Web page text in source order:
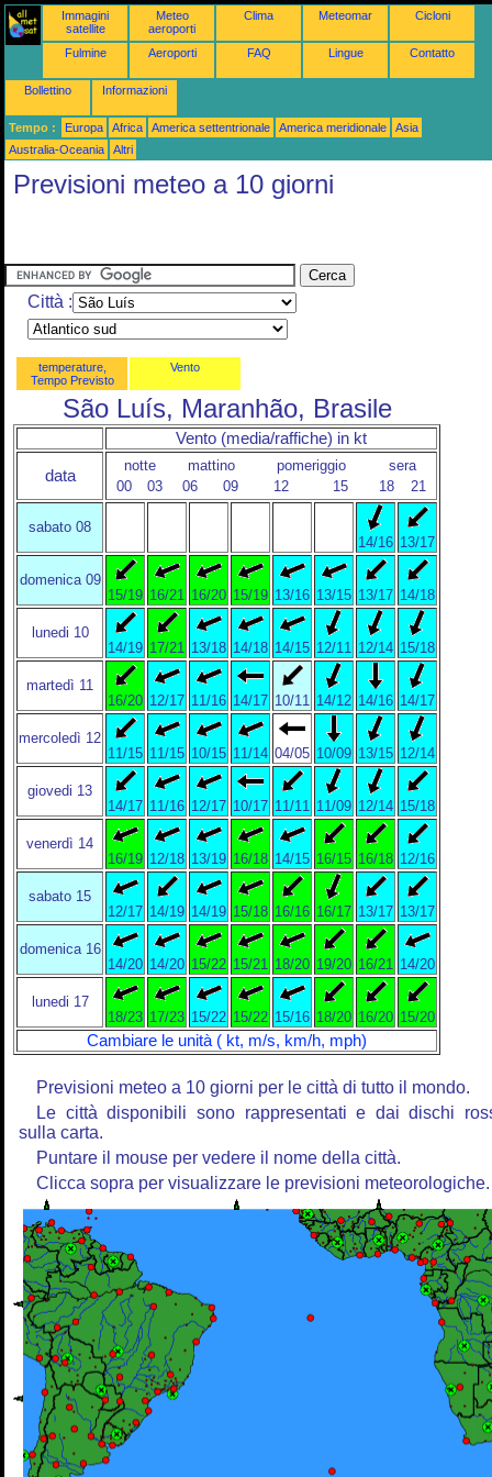
Immagini
satellite
Meteo
aeroporti
Clima Meteomar Cicloni
Fulmine Aeroporti FAQ Lingue Contatto
Bollettino Informazioni
Tempo : Europa Africa America settentrionale America meridionale
Asia
Australia-Oceania
Altri
Previsioni meteo a 10 giorni
Città :
temperature,
Tempo Previsto
Vento
São Luís, Maranhão, Brasile
Vento (media/raffiche) in kt
data
notte mattino pomeriggio
sera
00
03 06 09 12 15 18 21
sabato 08
14/16 13/17
domenica 09
15/19 16/21 16/20 15/19 13/16 13/15 13/17 14/18
lunedi 10
14/19 17/21 13/18 14/18 14/15 12/11 12/14 15/18
martedì 11
16/20 12/17 11/16 14/17 10/11 14/12 14/16 14/17
mercoledì 12
11/15 11/15 10/15 11/14 04/05 10/09 13/15 12/14
giovedi 13
14/17 11/16 12/17 10/17 11/11 11/09 12/14 15/18
venerdì 14
16/19 12/18 13/19 16/18 14/15 16/15 16/18 12/16
sabato 15
12/17 14/19 14/19 15/18 16/16 16/17 13/17 13/17
domenica 16
14/20 14/20 15/22 15/21 18/20 19/20 16/21 14/20
lunedi 17
18/23 17/23 15/22 15/22 15/16 18/20 16/20 15/20
Cambiare le unità ( kt, m/s, km/h, mph)
Previsioni meteo a 10 giorni per le città di tutto il mondo.
Le città disponibili sono rappresentati e dai dischi
sulla carta.
Puntare il mouse per vedere il nome della città.
Clicca sopra per visualizzare le previsioni meteorologiche.